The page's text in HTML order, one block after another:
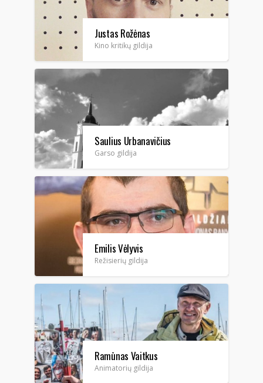
Justas Rožėnas
Kino kritikų gildija
Saulius Urbanavičius
Garso gildija
Emilis Vėlyvis
Režisierių gildija
Ramūnas Vaitkus
Animatorių gildija